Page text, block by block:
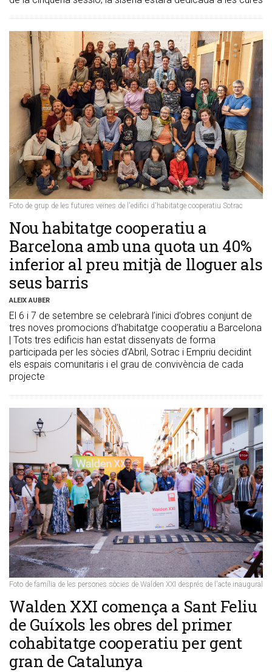
Foto de grup de les futures veïnes de l'edifici d'habitatge cooperatiu Sotrac
​Nou habitatge cooperatiu a
Barcelona amb una quota un 40%
inferior al preu mitjà de lloguer als
seus barris
ALEIX AUBER
El 6 i 7 de setembre se celebrarà l’inici d’obres conjunt de
tres noves promocions d’habitatge cooperatiu a Barcelona
| Tots tres edificis han estat dissenyats de forma
participada per les sòcies d’Abril, Sotrac i Empriu decidint
els espais comunitaris i el grau de convivència de cada
projecte
Foto de família de les persones sòcies de Walden XXI després de l'acte inaugural
​Walden XXI comença a Sant Feliu
de Guíxols les obres del primer
cohabitatge cooperatiu per gent
gran de Catalunya